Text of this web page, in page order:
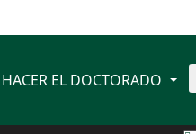
HACER EL DOCTORADO